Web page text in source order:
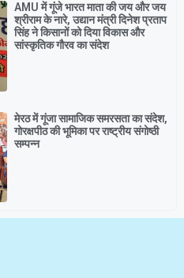
AMU में गूंजे भारत माता की जय और जय
श्रीराम के नारे, उद्यान मंत्री दिनेश प्रताप
सिंह ने किसानों को दिया विकास और
सांस्कृतिक गौरव का संदेश
मेरठ में गूंजा सामाजिक समरसता का संदेश,
गोरक्षपीठ की भूमिका पर राष्ट्रीय संगोष्ठी
सम्पन्न